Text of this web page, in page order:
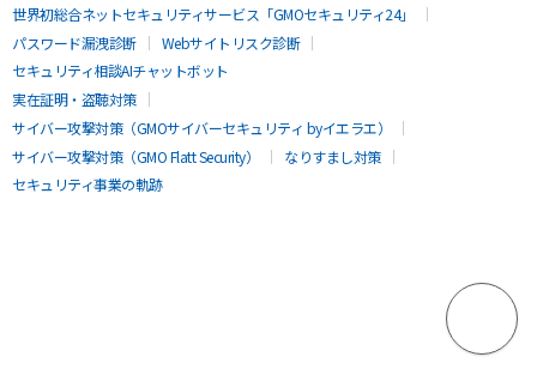
世界初総合ネットセキュリティサービス「GMOセキュリティ24」
パスワード漏洩診断
Webサイトリスク診断
セキュリティ相談AIチャットボット
実在証明・盗聴対策
サイバー攻撃対策（GMOサイバーセキュリティ byイエラエ）
サイバー攻撃対策（GMO Flatt Security）
なりすまし対策
セキュリティ事業の軌跡